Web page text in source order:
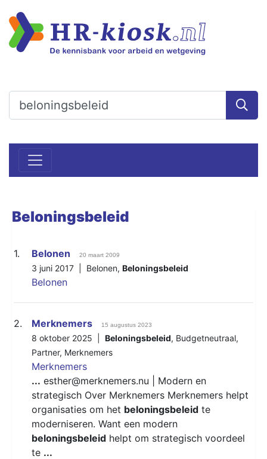
Beloningsbeleid
1. Belonen 20 maart 2009
3 juni 2017 | Belonen, Beloningsbeleid
Belonen
2. Merknemers 15 augustus 2023
8 oktober 2025 | Beloningsbeleid, Budgetneutraal,
Partner, Merknemers
Merknemers
... esther@merknemers.nu | Modern en
strategisch Over Merknemers Merknemers helpt
organisaties om het beloningsbeleid te
moderniseren. Want een modern
beloningsbeleid helpt om strategisch voordeel
te ...